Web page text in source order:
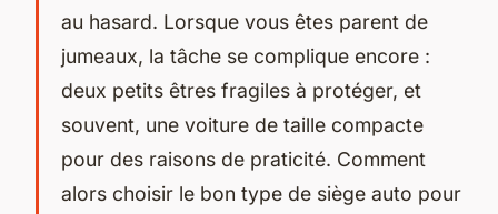
au hasard. Lorsque vous êtes parent de
jumeaux, la tâche se complique encore :
deux petits êtres fragiles à protéger, et
souvent, une voiture de taille compacte
pour des raisons de praticité. Comment
alors choisir le bon type de siège auto pour